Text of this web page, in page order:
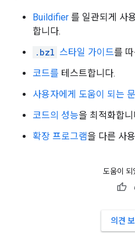
Buildifier 를 일관되게 사
합니다.
.bzl 스타일 가이드를
코드를 테스트합니다.
사용자에게 도움이 되는
코드의 성능을 최적화합니
확장 프로그램을 다른 사
도움이 되
의견